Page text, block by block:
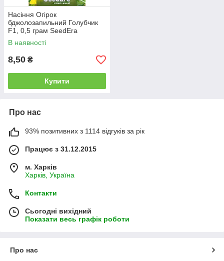
Насіння Огірок
бджолозапильний Голубчик
F1, 0,5 грам SeedEra
В наявності
8,50 ₴
Купити
Про нас
93% позитивних з 1114 відгуків за рік
Працює з 31.12.2015
м. Харків
Харків, Україна
Контакти
Сьогодні вихідний
Показати весь графік роботи
Про нас